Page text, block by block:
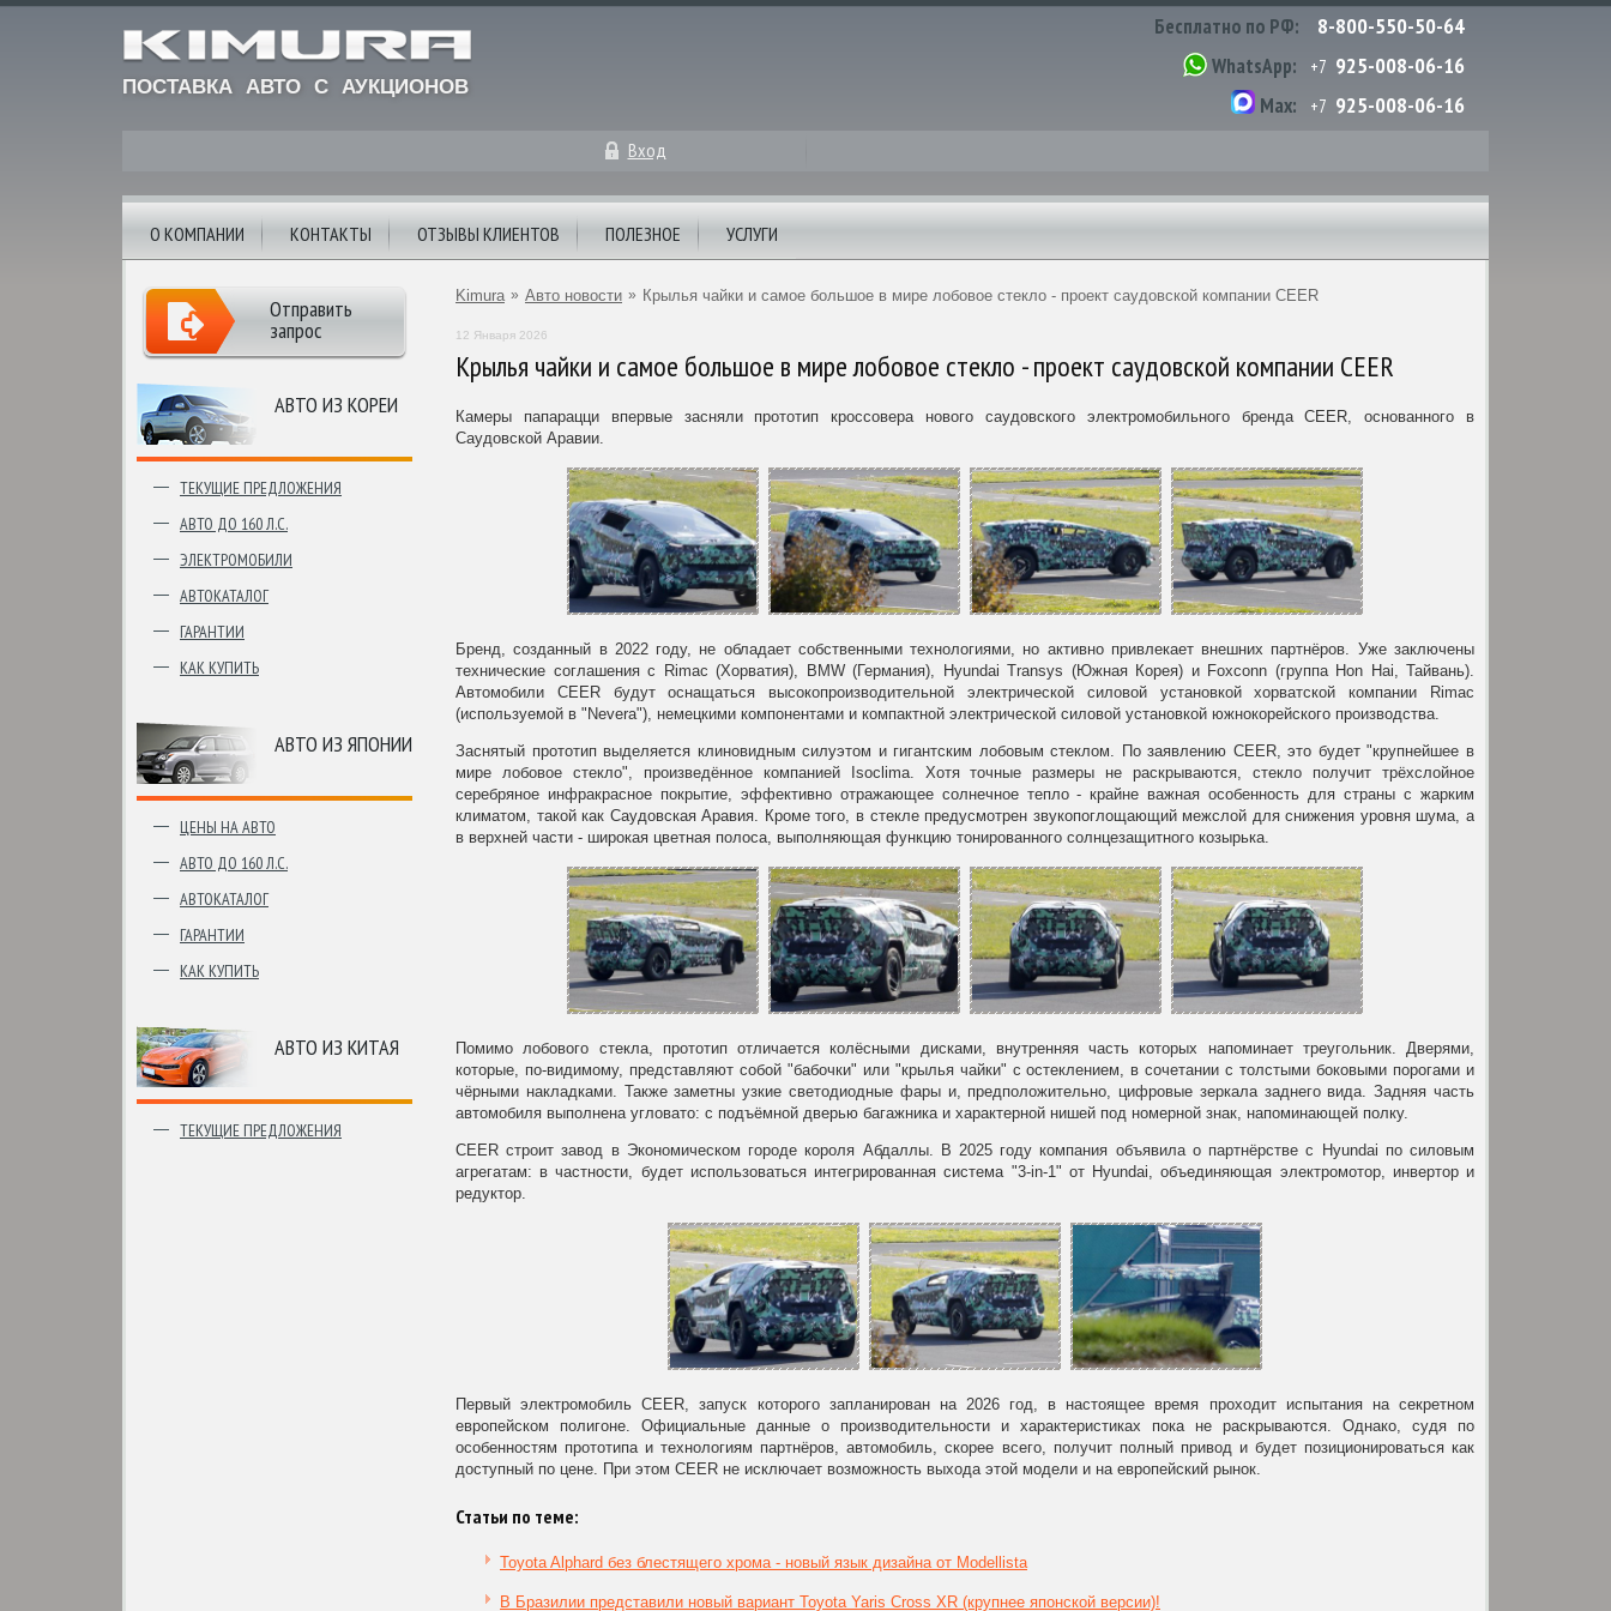
ПОСТАВКА АВТО С АУКЦИОНОВ
Бесплатно по РФ: 8-800-550-50-64
WhatsApp: +7 925-008-06-16
Max: +7 925-008-06-16
Вход
О КОМПАНИИ КОНТАКТЫ ОТЗЫВЫ КЛИЕНТОВ ПОЛЕЗНОЕ УСЛУГИ
АВТО ИЗ КОРЕИ
ТЕКУЩИЕ ПРЕДЛОЖЕНИЯ
АВТО ДО 160 Л.С.
ЭЛЕКТРОМОБИЛИ
АВТОКАТАЛОГ
ГАРАНТИИ
КАК КУПИТЬ
АВТО ИЗ ЯПОНИИ
ЦЕНЫ НА АВТО
АВТО ДО 160 Л.С.
АВТОКАТАЛОГ
ГАРАНТИИ
КАК КУПИТЬ
АВТО ИЗ КИТАЯ
ТЕКУЩИЕ ПРЕДЛОЖЕНИЯ
Отправить
запрос
Kimura » Авто новости » Крылья чайки и самое большое в мире лобовое стекло - проект саудовской компании CEER
12 Января 2026
Крылья чайки и самое большое в мире лобовое стекло - проект саудовской компании CEER
Камеры папарацци впервые засняли прототип кроссовера нового саудовского электромобильного бренда CEER, основанного в
Саудовской Аравии.
Бренд, созданный в 2022 году, не обладает собственными технологиями, но активно привлекает внешних партнёров. Уже заключены
технические соглашения с Rimac (Хорватия), BMW (Германия), Hyundai Transys (Южная Корея) и Foxconn (группа Hon Hai, Тайвань).
Автомобили CEER будут оснащаться высокопроизводительной электрической силовой установкой хорватской компании Rimac
(используемой в "Nevera"), немецкими компонентами и компактной электрической силовой установкой южнокорейского производства.
Заснятый прототип выделяется клиновидным силуэтом и гигантским лобовым стеклом. По заявлению CEER, это будет "крупнейшее в
мире лобовое стекло", произведённое компанией Isoclima. Хотя точные размеры не раскрываются, стекло получит трёхслойное
серебряное инфракрасное покрытие, эффективно отражающее солнечное тепло - крайне важная особенность для страны с жарким
климатом, такой как Саудовская Аравия. Кроме того, в стекле предусмотрен звукопоглощающий межслой для снижения уровня шума, а
в верхней части - широкая цветная полоса, выполняющая функцию тонированного солнцезащитного козырька.
Помимо лобового стекла, прототип отличается колёсными дисками, внутренняя часть которых напоминает треугольник. Дверями,
которые, по-видимому, представляют собой "бабочки" или "крылья чайки" с остеклением, в сочетании с толстыми боковыми порогами и
чёрными накладками. Также заметны узкие светодиодные фары и, предположительно, цифровые зеркала заднего вида. Задняя часть
автомобиля выполнена угловато: с подъёмной дверью багажника и характерной нишей под номерной знак, напоминающей полку.
CEER строит завод в Экономическом городе короля Абдаллы. В 2025 году компания объявила о партнёрстве с Hyundai по силовым
агрегатам: в частности, будет использоваться интегрированная система "3-in-1" от Hyundai, объединяющая электромотор, инвертор и
редуктор.
Первый электромобиль CEER, запуск которого запланирован на 2026 год, в настоящее время проходит испытания на секретном
европейском полигоне. Официальные данные о производительности и характеристиках пока не раскрываются. Однако, судя по
особенностям прототипа и технологиям партнёров, автомобиль, скорее всего, получит полный привод и будет позиционироваться как
доступный по цене. При этом CEER не исключает возможность выхода этой модели и на европейский рынок.
Статьи по теме:
Toyota Alphard без блестящего хрома - новый язык дизайна от Modellista
В Бразилии представили новый вариант Toyota Yaris Cross XR (крупнее японской версии)!